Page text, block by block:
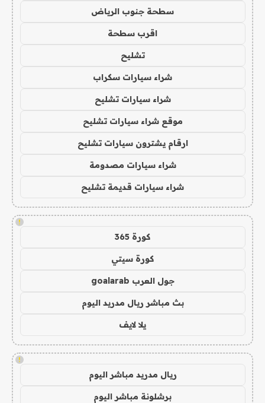
سطحة جنوب الرياض
اقرب سطحة
تشليح
شراء سيارات سكراب
شراء سيارات تشليح
موقع شراء سيارات تشليح
ارقام يشترون سيارات تشليح
شراء سيارات مصدومة
شراء سيارات قديمة تشليح
!
كورة 365
كورة سيتي
جول العرب goalarab
بث مباشر ريال مدريد اليوم
يلا لايف
!
ريال مدريد مباشر اليوم
برشلونة مباشر اليوم